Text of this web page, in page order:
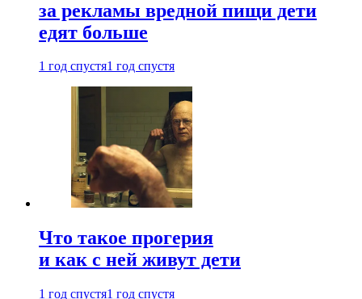
за рекламы вредной пищи дети
едят больше
1 год спустя1 год спустя
Что такое прогерия
и как с ней живут дети
1 год спустя1 год спустя